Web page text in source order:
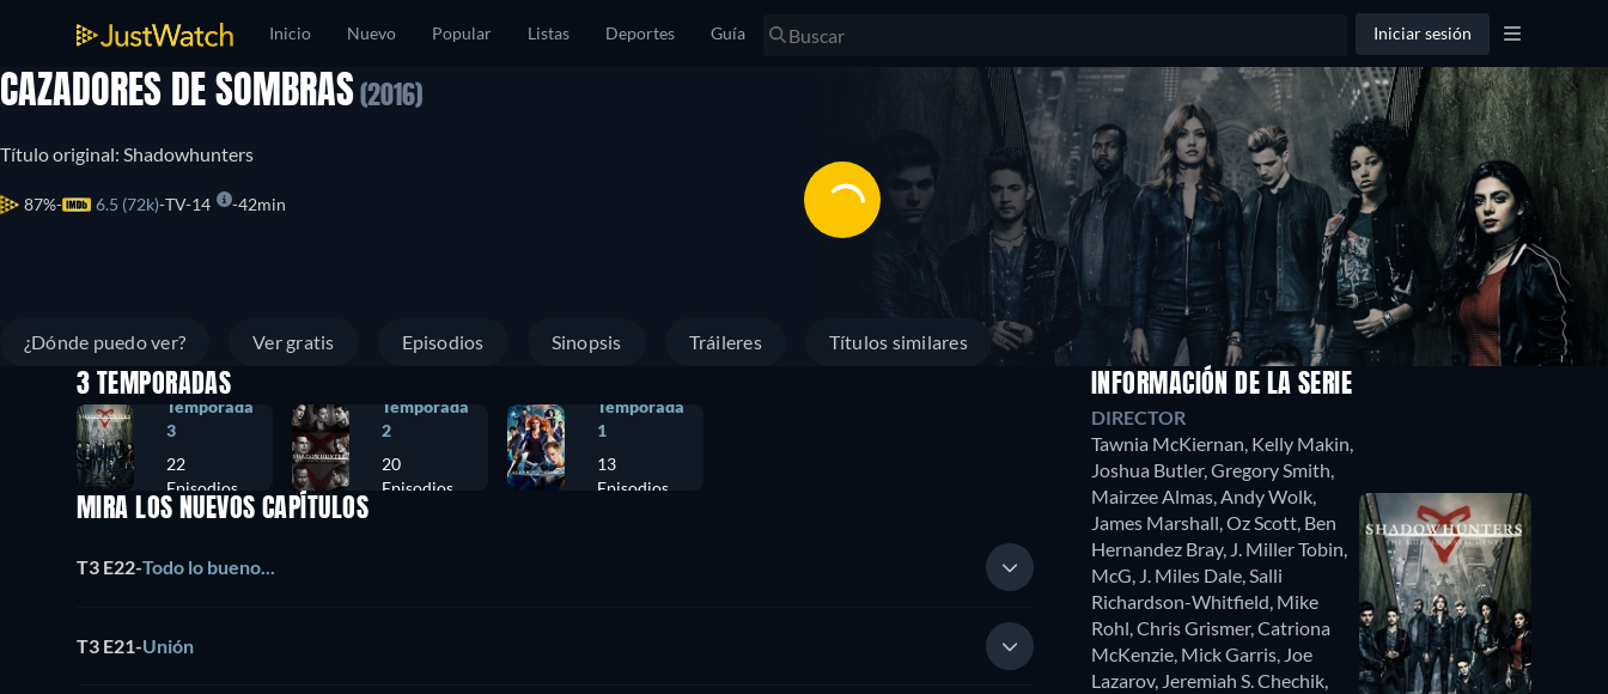
Inicio Nuevo Popular Listas Deportes Guía Iniciar sesión
CAZADORES DE SOMBRAS (2016)
Título original: Shadowhunters
87% 6.5 (72k) TV-14 42min
¿Dónde puedo ver? Ver gratis Episodios Sinopsis Tráileres Títulos similares
3 TEMPORADAS
Temporada
3
22
Episodios
Temporada
2
20
Episodios
Temporada
1
13
Episodios
MIRA LOS NUEVOS CAPÍTULOS
T3 E22-Todo lo bueno...
T3 E21-Unión
INFORMACIÓN DE LA SERIE
DIRECTOR
Tawnia McKiernan, Kelly Makin,
Joshua Butler,Gregory Smith,
Mairzee Almas,Andy Wolk,
James Marshall,Oz Scott, Ben
Hernandez Bray, J. Miller Tobin,
McG, J. Miles Dale,Salli
Richardson-Whitfield, Mike
Rohl,Chris Grismer,Catriona
McKenzie, Mick Garris, Joe
Lazarov, Jeremiah S. Chechik,